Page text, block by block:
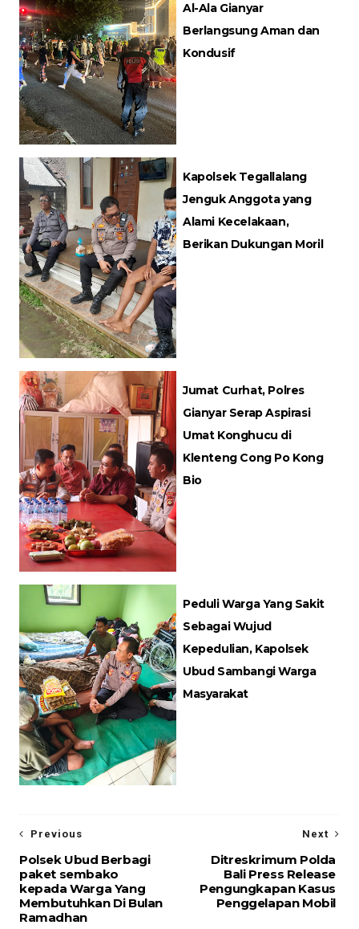
Al-Ala Gianyar
Berlangsung Aman dan
Kondusif
Kapolsek Tegallalang
Jenguk Anggota yang
Alami Kecelakaan,
Berikan Dukungan Moril
Jumat Curhat, Polres
Gianyar Serap Aspirasi
Umat Konghucu di
Klenteng Cong Po Kong
Bio
Peduli Warga Yang Sakit
Sebagai Wujud
Kepedulian, Kapolsek
Ubud Sambangi Warga
Masyarakat
Next
Ditreskrimum Polda
Bali Press Release
Pengungkapan Kasus
Penggelapan Mobil
Previous
Polsek Ubud Berbagi
paket sembako
kepada Warga Yang
Membutuhkan Di Bulan
Ramadhan